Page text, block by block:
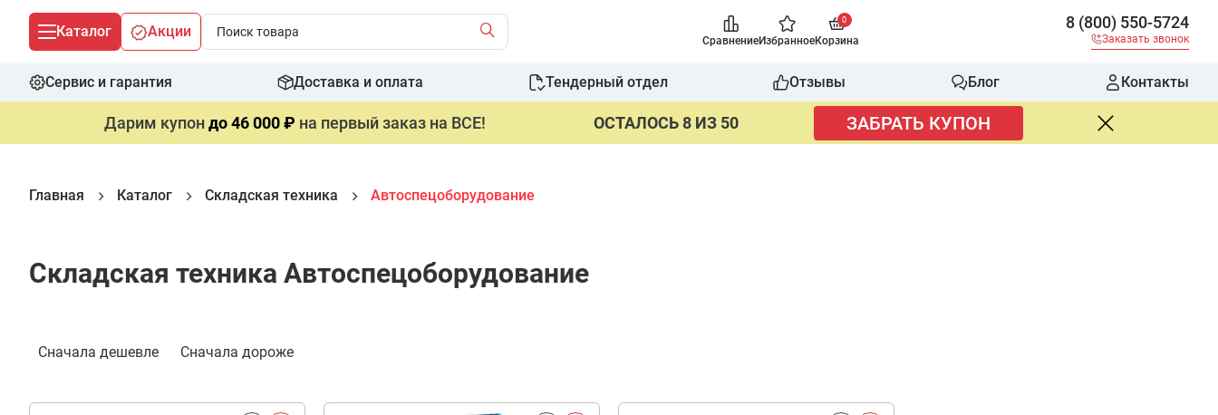
Каталог Акции
СравнениеИзбранное
0
Корзина
8 (800) 550-5724
Заказать звонок
Сервис и гарантия Доставка и оплата Тендерный отдел Отзывы Блог Контакты
Дарим купондо 46 000 ₽ на первый заказ на ВСЕ! ОСТАЛОСЬ 8 ИЗ 50 ЗАБРАТЬ КУПОН
Главная Каталог Складская техника Автоспецоборудование
Складская техника Автоспецоборудование
Сначала дешевле Сначала дороже